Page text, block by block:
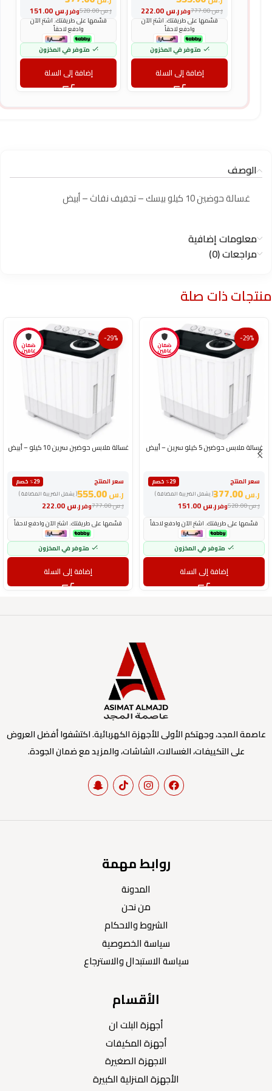
وفرر.س ر.س777.00
قسّمها على طريقتك. اشترِ الآن
وادفع لاحقاً
متوفر في المخزون
إضافة إلى السلة
وفرر.س ر.س528.00
قسّمها على طريقتك. اشترِ الآن
وادفع لاحقاً
متوفر في المخزون
إضافة إلى السلة
الوصف
غسالة حوضين 10 كيلو بيسك – تجفيف نفاث – أبيض
معلومات إضافية
مراجعات (0)
منتجات ذات صلة
ضمان
عامين
-29%
غسالة ملابس حوضين 5 كيلو سرين – أبيض
سعر المنتج
٪29 خصم
( يشمل الضريبة المضافة )
ر.س
وفرر.س ر.س528.00
قسّمها على طريقتك. اشترِ الآن وادفع لاحقاً
متوفر في المخزون
إضافة إلى السلة
ضمان
عامين
-29%
غسالة ملابس حوضين سرين 10 كيلو – أبيض
سعر المنتج
٪29 خصم
( يشمل الضريبة المضافة )
ر.س
وفرر.س ر.س777.00
قسّمها على طريقتك. اشترِ الآن وادفع لاحقاً
متوفر في المخزون
إضافة إلى السلة
عاصمة المجد، وجهتكم الأولى للأجهزة الكهربائية. اكتشفوا أفضل العروض
على التكييفات، الغسالات، الشاشات، والمزيد مع ضمان الجودة.
روابط مهمة
المدونة
من نحن
الشروط والاحكام
سياسة الخصوصية
سياسة الاستبدال والاسترجاع
الأقسام
أجهزة البلت ان
أجهزة المكيفات
الاجهزة الصغيرة
الأجهزة المنزلية الكبيرة